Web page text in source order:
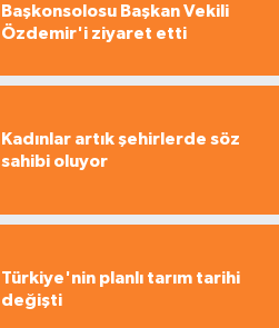
Başkonsolosu Başkan Vekili
Özdemir'i ziyaret etti
Kadınlar artık şehirlerde söz
sahibi oluyor
Türkiye'nin planlı tarım tarihi
değişti